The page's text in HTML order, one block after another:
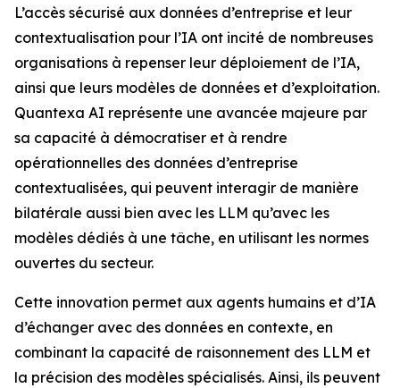
L’accès sécurisé aux données d’entreprise et leur
contextualisation pour l’IA ont incité de nombreuses
organisations à repenser leur déploiement de l’IA,
ainsi que leurs modèles de données et d’exploitation.
Quantexa AI représente une avancée majeure par
sa capacité à démocratiser et à rendre
opérationnelles des données d’entreprise
contextualisées, qui peuvent interagir de manière
bilatérale aussi bien avec les LLM qu’avec les
modèles dédiés à une tâche, en utilisant les normes
ouvertes du secteur.
Cette innovation permet aux agents humains et d’IA
d’échanger avec des données en contexte, en
combinant la capacité de raisonnement des LLM et
la précision des modèles spécialisés. Ainsi, ils peuvent